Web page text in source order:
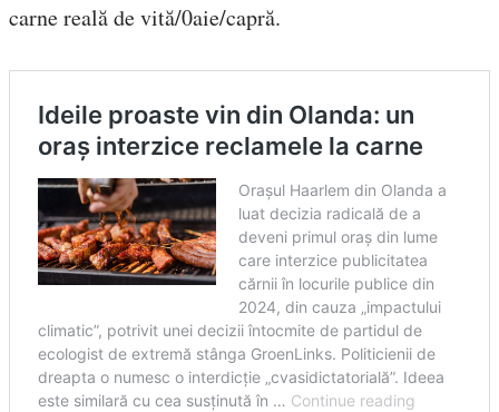
carne reală de vită/0aie/capră.